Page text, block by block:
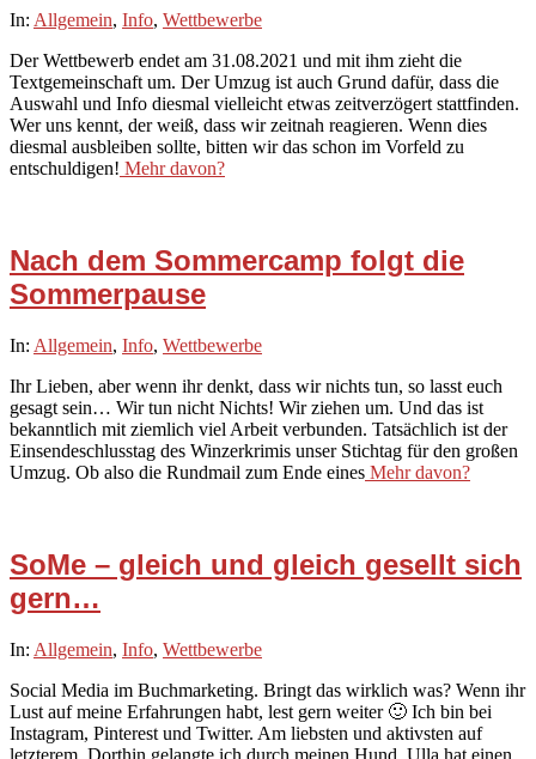
2021-
14
In: Allgemein, Info, Wettbewerbe
Der Wettbewerb endet am 31.08.2021 und mit ihm zieht die
Textgemeinschaft um. Der Umzug ist auch Grund dafür, dass die
Auswahl und Info diesmal vielleicht etwas zeitverzögert stattfinden.
Wer uns kennt, der weiß, dass wir zeitnah reagieren. Wenn dies
diesmal ausbleiben sollte, bitten wir das schon im Vorfeld zu
entschuldigen! Mehr davon?
Nach dem Sommercamp folgt die
Sommerpause
2021-
08
In: Allgemein, Info, Wettbewerbe
Ihr Lieben, aber wenn ihr denkt, dass wir nichts tun, so lasst euch
gesagt sein… Wir tun nicht Nichts! Wir ziehen um. Und das ist
bekanntlich mit ziemlich viel Arbeit verbunden. Tatsächlich ist der
Einsendeschlusstag des Winzerkrimis unser Stichtag für den großen
Umzug. Ob also die Rundmail zum Ende eines Mehr davon?
SoMe – gleich und gleich gesellt sich
gern…
2021-
25
In: Allgemein, Info, Wettbewerbe
Social Media im Buchmarketing. Bringt das wirklich was? Wenn ihr
Lust auf meine Erfahrungen habt, lest gern weiter 🙂 Ich bin bei
Instagram, Pinterest und Twitter. Am liebsten und aktivsten auf
letzterem. Dorthin gelangte ich durch meinen Hund. Ulla hat einen